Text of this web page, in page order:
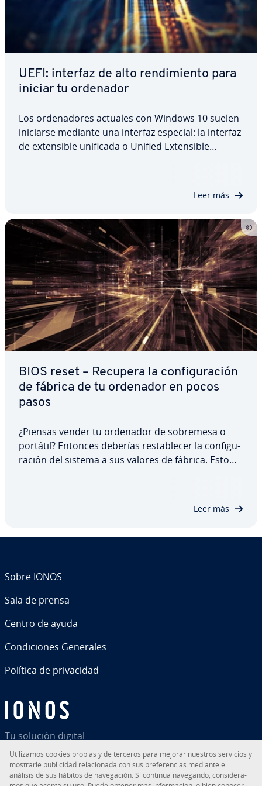
UEFI: interfaz de alto re­n­di­mie­n­to para
iniciar tu ordenador
Los or­de­na­do­res actuales con Windows 10 suelen
iniciarse mediante una interfaz especial: la interfaz
de ex­te­n­si­ble unificada o Unified Ex­te­n­si­ble
Leer más
BIOS reset – Recupera la co­n­fi­gu­ra­ción
de fábrica de tu ordenador en pocos
pasos
¿Piensas vender tu ordenador de sobremesa o
portátil? Entonces deberías re­s­ta­ble­cer la co­n­fi­gu­
ra­ción del sistema a sus valores de fábrica. Esto
Leer más
Tu solución digital
Sobre IONOS
Sala de prensa
Centro de ayuda
Co­n­di­cio­nes Generales
Política de pri­va­ci­dad
Uti­li­za­mos cookies propias y de terceros para mejorar nuestros servicios y
mostrarle pu­bli­ci­dad re­la­cio­na­da con sus pre­fe­re­n­cias mediante el
análisis de sus hábitos de na­ve­ga­ción. Si continua navegando, co­n­si­de­ra­